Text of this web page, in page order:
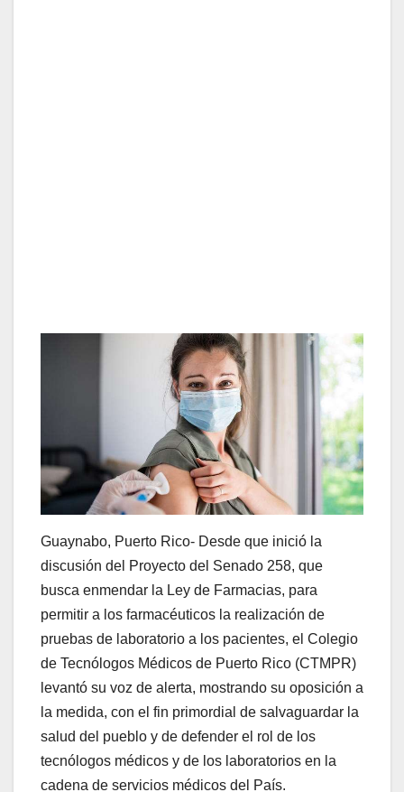
Guaynabo, Puerto Rico- Desde que inició la
discusión del Proyecto del Senado 258, que
busca enmendar la Ley de Farmacias, para
permitir a los farmacéuticos la realización de
pruebas de laboratorio a los pacientes, el Colegio
de Tecnólogos Médicos de Puerto Rico (CTMPR)
levantó su voz de alerta, mostrando su oposición a
la medida, con el fin primordial de salvaguardar la
salud del pueblo y de defender el rol de los
tecnólogos médicos y de los laboratorios en la
cadena de servicios médicos del País.